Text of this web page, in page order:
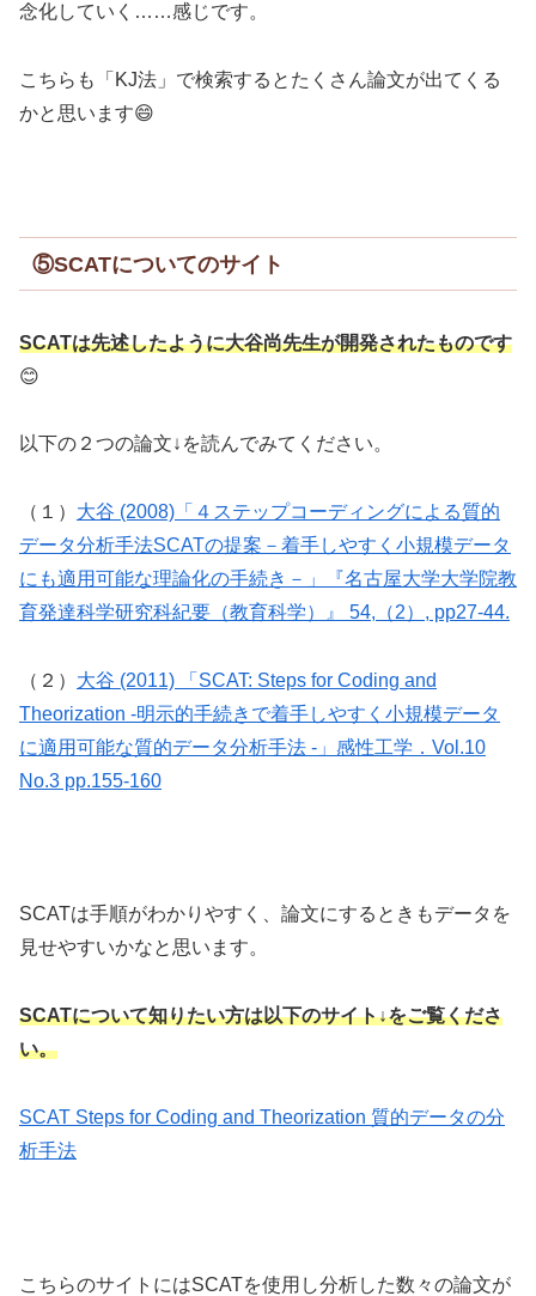
念化していく……感じです。
こちらも「KJ法」で検索するとたくさん論文が出てくる
かと思います😄
⑤SCATについてのサイト
SCATは先述したように大谷尚先生が開発されたものです
😊
以下の２つの論文↓を読んでみてください。
（１） 大谷 (2008)「４ステップコーディングによる質的
データ分析手法SCATの提案－着手しやすく小規模データ
にも適用可能な理論化の手続き－」『名古屋大学大学院教
育発達科学研究科紀要（教育科学）』 54,（2）, pp27-44.
（２） 大谷 (2011) 「SCAT: Steps for Coding and
Theorization -明示的手続きで着手しやすく小規模データ
に適用可能な質的データ分析手法 -」感性工学．Vol.10
No.3 pp.155-160
SCATは手順がわかりやすく、論文にするときもデータを
見せやすいかなと思います。
SCATについて知りたい方は以下のサイト↓をご覧くださ
い。
SCAT Steps for Coding and Theorization 質的データの分
析手法
こちらのサイトにはSCATを使用し分析した数々の論文が